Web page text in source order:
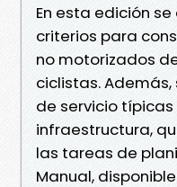
En esta edición
criterios para
no motorizados
ciclistas.
de servicio
infraestructura,
las tareas de
Manual,